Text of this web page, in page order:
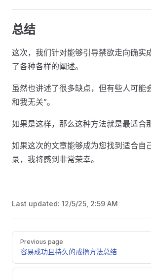
总结
这次，我们针对能够引导禁欲走向确实
了各种各样的阐述。
虽然也讲述了很多缺点，但有些人可能
和我无关”。
如果是这样，那么这种方法就是最适合
如果这次的文章能够成为您找到适合自
录，我将感到非常荣幸。
Last updated: 12/5/25, 2:59 AM
Pager
Previous page
容易成功且持久的戒撸方法总结